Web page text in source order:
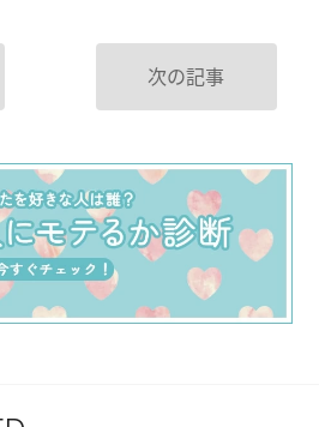
次の記事